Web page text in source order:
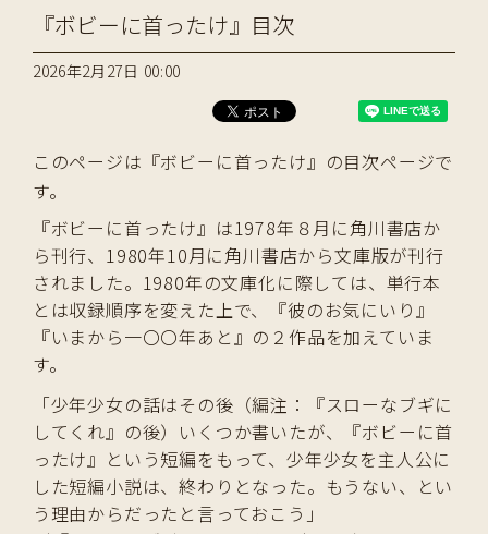
『ボビーに首ったけ』目次
2026年2月27日 00:00
このページは『ボビーに首ったけ』の目次ページで
す。
『ボビーに首ったけ』は1978年８月に角川書店か
ら刊行、1980年10月に角川書店から文庫版が刊行
されました。1980年の文庫化に際しては、単行本
とは収録順序を変えた上で、『彼のお気にいり』
『いまから一〇〇年あと』の２作品を加えていま
す。
「少年少女の話はその後（編注：『スローなブギに
してくれ』の後）いくつか書いたが、『ボビーに首
ったけ』という短編をもって、少年少女を主人公に
した短編小説は、終わりとなった。もうない、とい
う理由からだったと言っておこう」